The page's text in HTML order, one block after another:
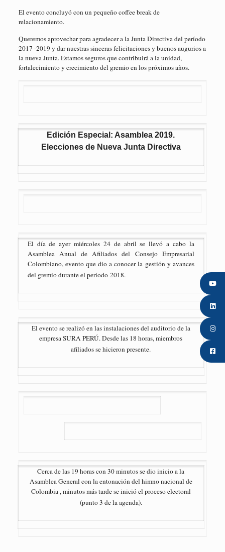
El evento concluyó con un pequeño coffee break de
relacionamiento.
Queremos aprovechar para agradecer a la Junta Directiva del período
2017 -2019 y dar nuestras sinceras felicitaciones y buenos augurios a
la nueva Junta. Estamos seguros que contribuirá a la unidad,
fortalecimiento y crecimiento del gremio en los próximos años.
Edición Especial: Asamblea 2019.
Elecciones de Nueva Junta Directiva
El día de ayer miércoles 24 de abril se llevó a cabo la
Asamblea Anual de Afiliados del Consejo Empresarial
Colombiano, evento que dio a conocer la gestión y avances
del gremio durante el período 2018.
El evento se realizó en las instalaciones del auditorio de la
empresa SURA PERÚ. Desde las 18 horas, miembros
afiliados se hicieron presente.
Cerca de las 19 horas con 30 minutos se dio inicio a la
Asamblea General con la entonación del himno nacional de
Colombia , minutos más tarde se inició el proceso electoral
(punto 3 de la agenda).